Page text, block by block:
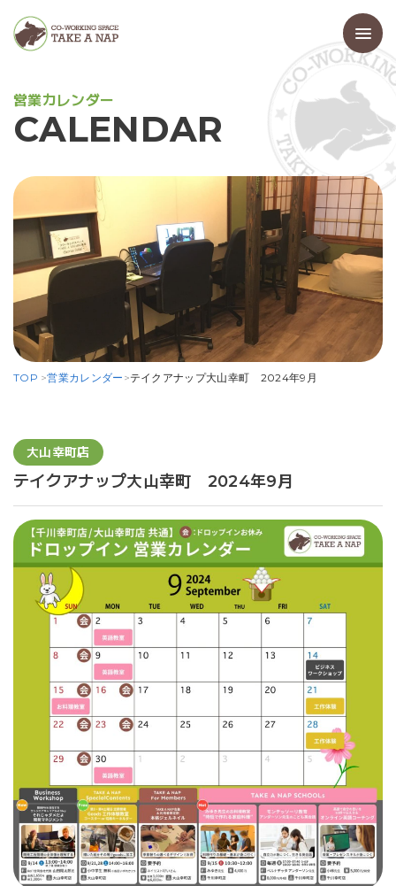
営業カレンダー
CALENDAR
TOP >営業カレンダー >テイクアナップ大山幸町 2024年9月
大山幸町店
テイクアナップ大山幸町 2024年9月